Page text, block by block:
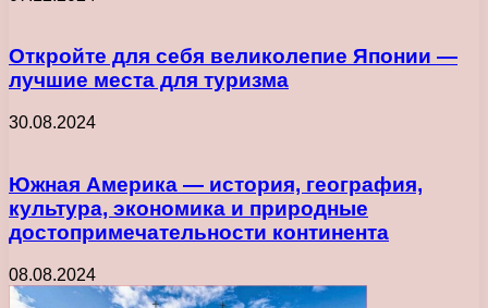
Откройте для себя великолепие Японии —
лучшие места для туризма
30.08.2024
Южная Америка — история, география,
культура, экономика и природные
достопримечательности континента
08.08.2024